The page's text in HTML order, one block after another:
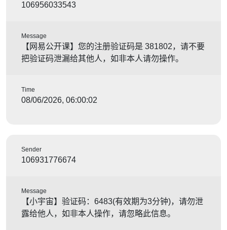
106956033543
Message
【网易公开课】您的注册验证码是 381802，请不要
把验证码泄漏给其他人，如非本人请勿操作。
Time
08/06/2026, 06:00:02
Sender
106931776674
Message
【小宇宙】验证码：6483(有效期为3分钟)，请勿泄
露给他人，如非本人操作，请忽略此信息。